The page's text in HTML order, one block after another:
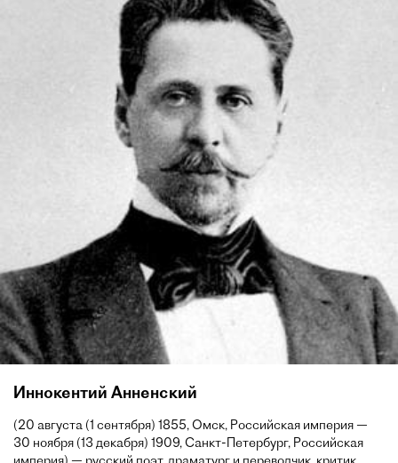
Иннокентий Анненский
(20 августа (1 сентября) 1855, Омск, Российская империя —
30 ноября (13 декабря) 1909, Санкт-Петербург, Российская